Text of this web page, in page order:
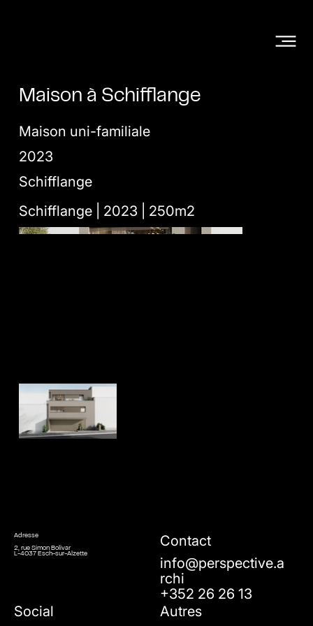
Maison à Schifflange
Maison uni-familiale
2023
Schifflange
Schifflange | 2023 | 250m2
Adresse
2, rue Simon Bolivar
L-4037 Esch-sur-Alzette
Contact
info@perspective.a
rchi
+352 26 26 13
Social
Autres